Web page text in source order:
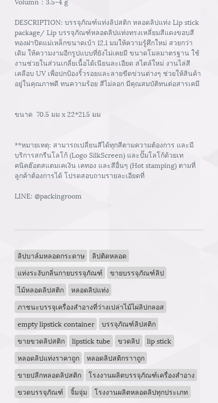
DESCRIPTION: บรรจุภัณฑ์แท่งลิปสติก หลอดลิปแท่ง Lip stick
package/ Lip บรรจุภัณฑ์หลอดลิปแท่งทรงเหลี่ยมสีแดงขอบสี
ทองฝาปิดแม่เหล็กขนาดเบ้า 12.1 มมให้ความรู้ศึกใหม่ สวยกว่า
เดิม ให้ความงามอีกรูปแบบที่ยังไม่เคยมี ขนาดโมลมาตรฐาน ใช้
งานช่วยในส่วนเกลี่ยเนื้อได้เนียนละเอียด สไตล์ใหม่ งานไล่สี
เคลือบ UV เพื่อปกป้องริ้วรอยและลายขีดข่วนต่างๆ ช่วยให้สินค้า
อยู่ในคุณภาพดี ทนความร้อย สีไม่ลอก มีคุณสมบัติทนต่อสารเคมี
ขนาด 70.5 มม x 22*21.5 มม
**หมายเหตุ: สามารถเปลี่ยนสีได้ทุกสีตามความต้องการ และมี
บริการสกรีนโลโก้ (Logo SilkScreen) และปั๊มโลโก้ด้วยเท
คนิคฮ๊อตสแตมเคเงิน เคทอง และสีอื่นๆ (Hot stamping) ตามที่
ลูกค้าต้องการได้ โปรดสอบถามรายละเอียดที่
LINE: @packingroom
ลิปบาล์มหลอดกระดาษ
ลิปติดหลอด
แท่งระงับกลิ่นกายบรรจุภัณฑ์
ขายบรรจุภัณฑ์ลิป
ไม้หลอดลิปสติก
หลอดลิปแท่ง
ภาชนะบรรจุเครื่องสำอางที่ว่างเปล่าไม้ไผ่ลิปกลอส
empty lipstick container
บรรจุภัณฑ์ลิปสติก
ขายขวดลิปสติก
lipstick tube ขวดลิป
lip stick
หลอดลิปแท่งราคาถูก
หลอดลิปสติกราาถูก
ขายปลีกหลอดลิปสติก
โรงงานผลิตบรรจุภัณฑ์เครื่องสำอาง
ขวดบรรจุภัณฑ์
จิ้มจุ่ม
โรงงานผลิตหลอดลิปทุกประเภท